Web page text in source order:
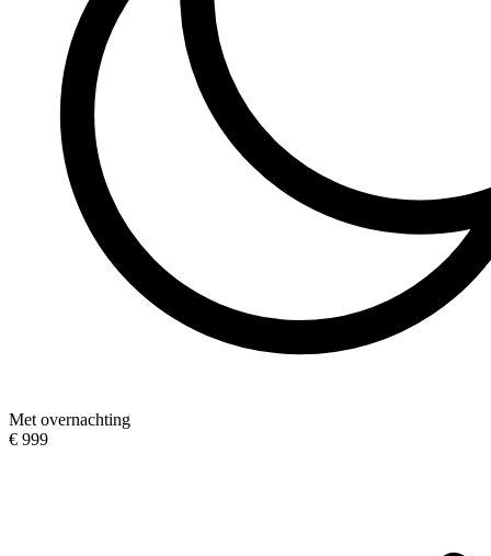
Met overnachting
€ 999